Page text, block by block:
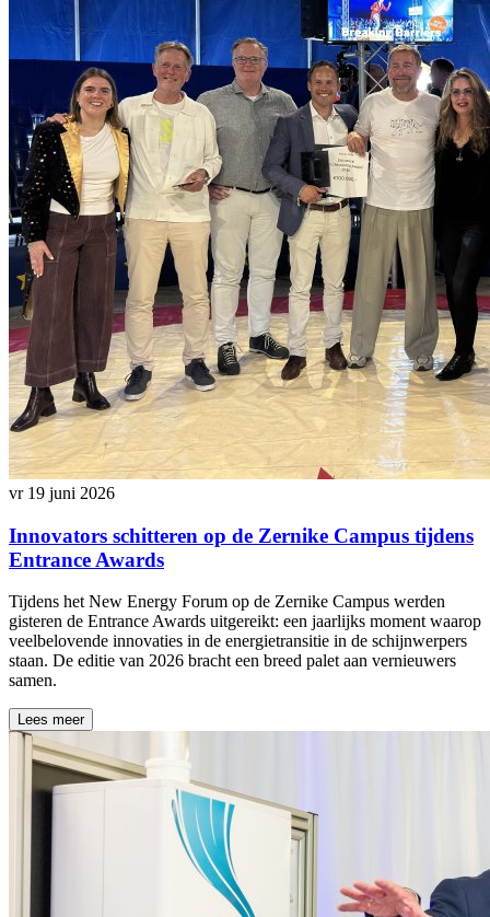
vr 19 juni 2026
Innovators schitteren op de Zernike Campus tijdens
Entrance Awards
Tijdens het New Energy Forum op de Zernike Campus werden
gisteren de Entrance Awards uitgereikt: een jaarlijks moment waarop
veelbelovende innovaties in de energietransitie in de schijnwerpers
staan. De editie van 2026 bracht een breed palet aan vernieuwers
samen.
Lees meer